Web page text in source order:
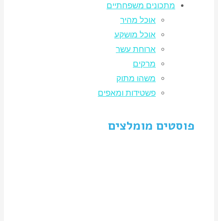
מתכונים משפחתיים
אוכל מהיר
אוכל מושקע
ארוחת עשר
מרקים
משהו מתוק
פשטידות ומאפים
פוסטים מומלצים